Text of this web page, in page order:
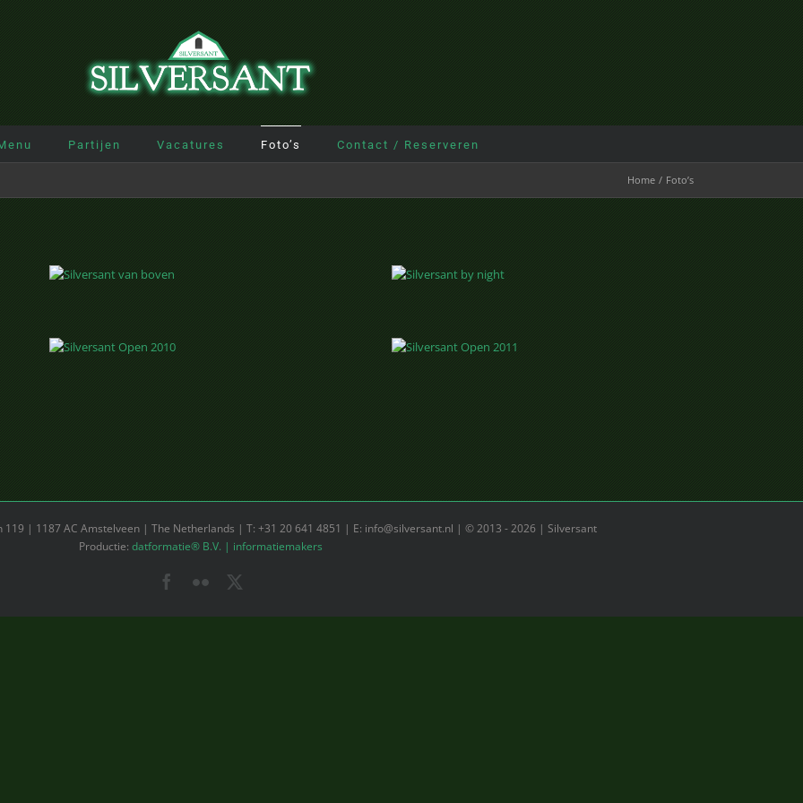
Partijen Vacatures Foto’s Contact / Reserveren
Home Foto’s
| 1187 AC Amstelveen | The Netherlands | T: +31 20 641 4851 | E: info@silversant.nl | © 2013 -2026 | Silversant
Productie: datformatie® B.V. | informatiemakers
Facebook
Flickr